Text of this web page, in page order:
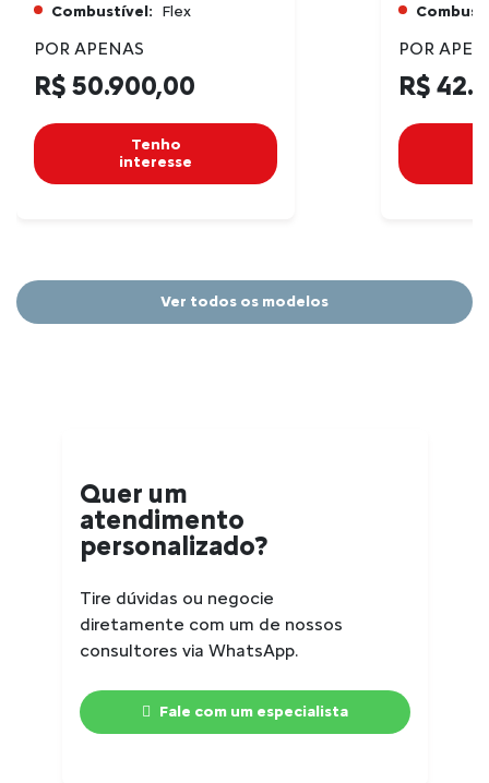
Combustível: Flex
POR APENAS
R$ 50.900,00
Tenho
interesse
POR
R$
Ver todos os modelos
Quer um
atendimento
personalizado?
Tire dúvidas ou negocie
diretamente com um de nossos
consultores via WhatsApp.
Fale com um especialista